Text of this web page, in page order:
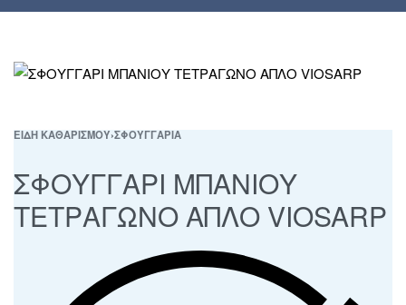
ΕΙΔΗ ΚΑΘΑΡΙΣΜΟΥ›ΣΦΟΥΓΓΑΡΙΑ
ΣΦΟΥΓΓΑΡΙ ΜΠΑΝΙΟΥ
ΤΕΤΡΑΓΩΝΟ ΑΠΛΟ VIOSARP